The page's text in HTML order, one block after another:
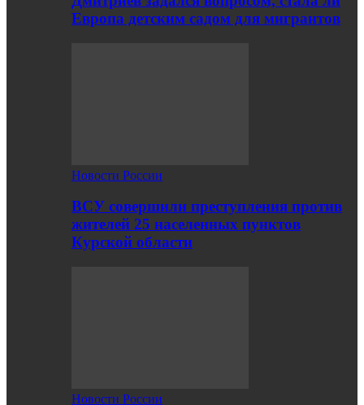
Европа детским садом для мигрантов
Новости России
ВСУ совершили преступления против
жителей 25 населенных пунктов
Курской области
Новости России